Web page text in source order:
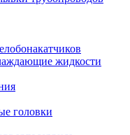
жидкости
головки